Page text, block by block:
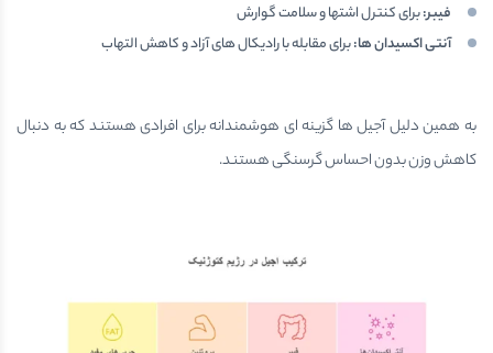
فیبر:برای کنترل اشتها و سلامت گوارش
آنتی اکسیدان ها:برای مقابله با رادیکال های آزاد و کاهش التهاب
به همین دلیل آجیل ها گزینه ای هوشمندانه برای افرادی هستند که به دنبال
کاهش وزن بدون احساس گرسنگی هستند.